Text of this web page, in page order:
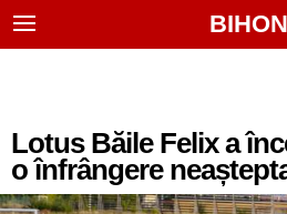
BIHON
Lotus Băile Felix a
o înfrângere